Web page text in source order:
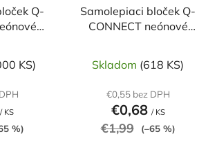
Q-
KS)
/ KS
%)
Samolepiaci bloček Q-
CONNECT neónové
Skladom (618 KS)
€0,55 bez DPH
€0,68 / KS
€1,99 (–65 %)